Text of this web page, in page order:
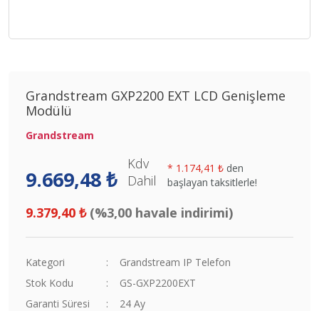
Grandstream GXP2200 EXT LCD Genişleme
Modülü
Grandstream
9.669,48 ₺
Kdv
Dahil
* 1.174,41 ₺ den
başlayan taksitlerle!
9.379,40 ₺ (%3,00 havale indirimi)
Kategori
Grandstream IP Telefon
Stok Kodu
GS-GXP2200EXT
Garanti Süresi
24 Ay